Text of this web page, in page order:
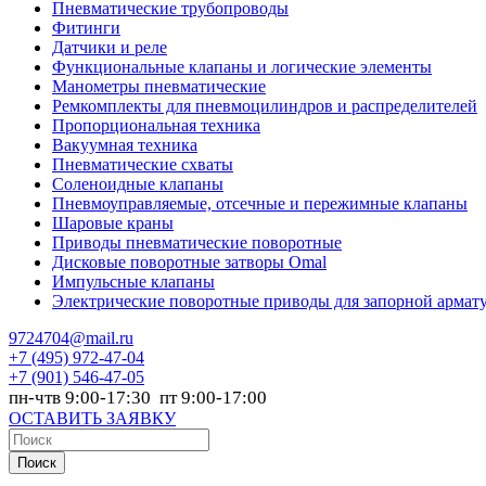
Пневматические трубопроводы
Фитинги
Датчики и реле
Функциональные клапаны и логические элементы
Манометры пневматические
Ремкомплекты для пневмоцилиндров и распределителей
Пропорциональная техника
Вакуумная техника
Пневматические схваты
Соленоидные клапаны
Пневмоуправляемые, отсечные и пережимные клапаны
Шаровые краны
Приводы пневматические поворотные
Дисковые поворотные затворы Omal
Импульсные клапаны
Электрические поворотные приводы для запорной
9724704@mail.ru
+7 (495) 972-47-04
+7 (901) 546-47-05
пн-чтв 9:00-17:30 пт 9:00-17:00
ОСТАВИТЬ ЗАЯВКУ
Поиск